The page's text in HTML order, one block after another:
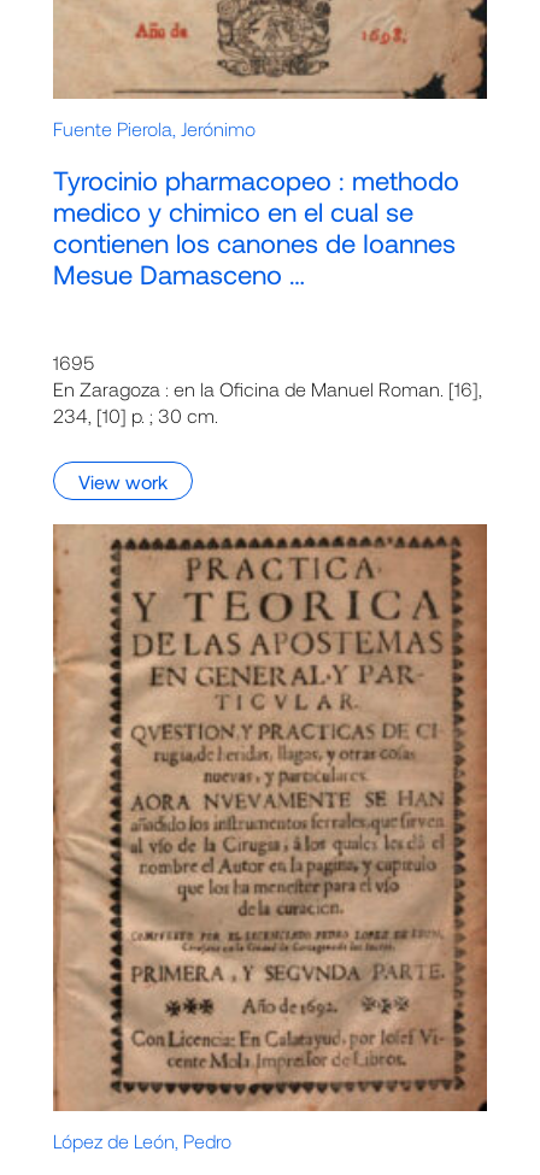
Fuente Pierola, Jerónimo
Tyrocinio pharmacopeo : methodo
medico y chimico en el cual se
contienen los canones de Ioannes
Mesue Damasceno …
1695
En Zaragoza : en la Oficina de Manuel Roman. [16],
234, [10] p. ; 30 cm.
View work
López de León, Pedro